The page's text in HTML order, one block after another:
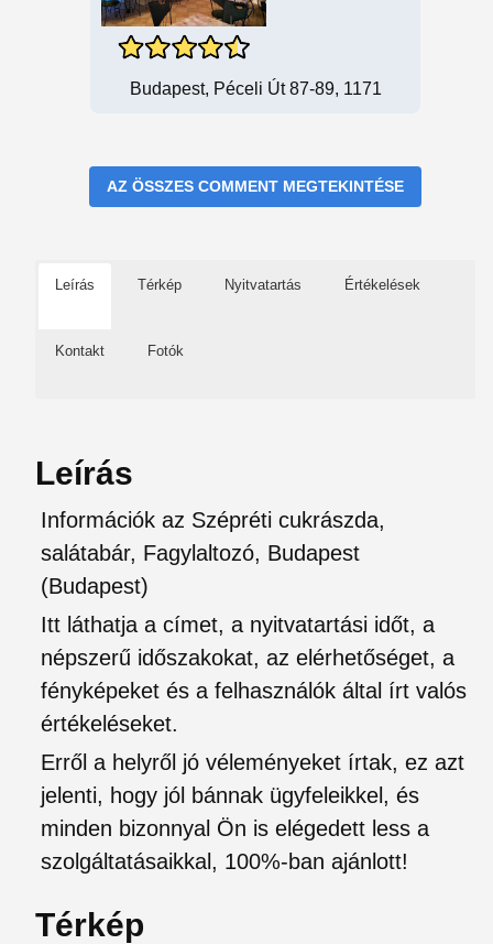
Budapest, Péceli Út 87-89, 1171
AZ ÖSSZES COMMENT MEGTEKINTÉSE
Leírás Térkép Nyitvatartás Értékelések
Kontakt Fotók
Leírás
Információk az Szépréti cukrászda,
salátabár, Fagylaltozó, Budapest
(Budapest)
Itt láthatja a címet, a nyitvatartási időt, a
népszerű időszakokat, az elérhetőséget, a
fényképeket és a felhasználók által írt valós
értékeléseket.
Erről a helyről jó véleményeket írtak, ez azt
jelenti, hogy jól bánnak ügyfeleikkel, és
minden bizonnyal Ön is elégedett less a
szolgáltatásaikkal, 100%-ban ajánlott!
Térkép